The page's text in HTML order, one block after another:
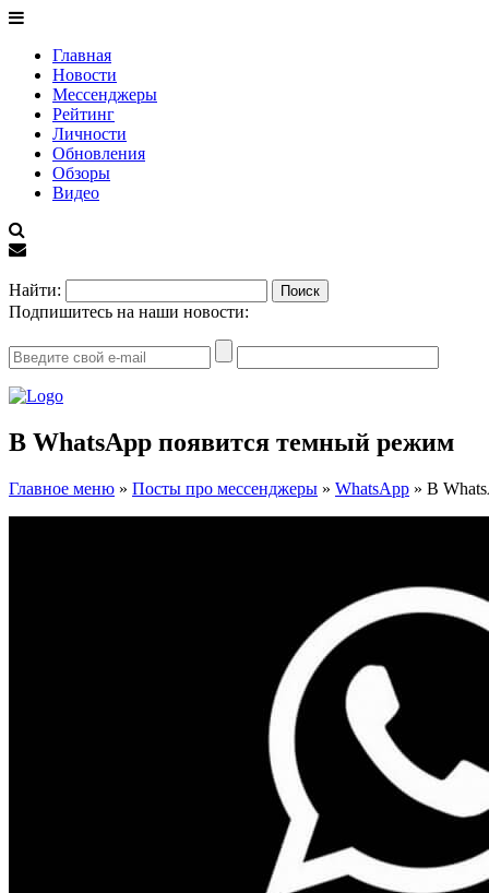
Главная
Новости
Мессенджеры
Рейтинг
Личности
Обновления
Обзоры
Видео
Найти:
Подпишитесь на наши новости:
В WhatsApp появится темный режим
Главное меню » Посты про мессенджеры » WhatsApp » В